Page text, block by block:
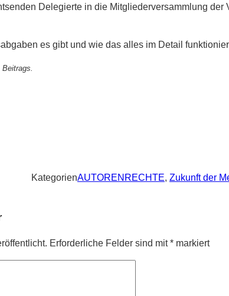
Delegierte in die Mitgliederversammlung
es gibt und wie das alles im Detail
KategorienAUTORENRECHTE, Zukunft der
Erforderliche Felder sind mit* markiert